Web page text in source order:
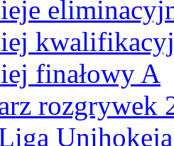
finałowy A
rozgrywek
Unihokeja